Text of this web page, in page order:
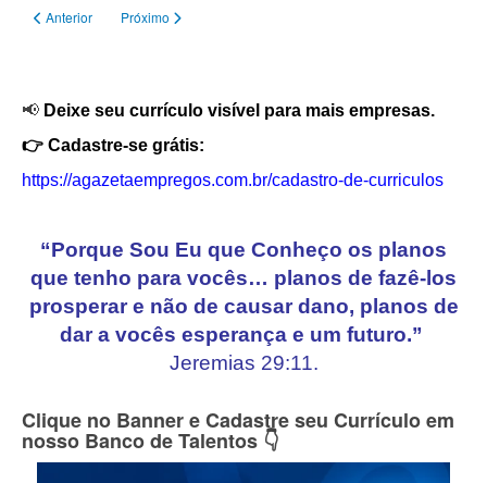
Artigo anterior: MENOR APRENDIZ
Anterior Próximo artigo: Vendedor Externo | Bicipeças
Próximo
📢 Deixe seu currículo visível para mais empresas.
👉 Cadastre-se grátis:
https://agazetaempregos.com.br/cadastro-de-curriculos
“Porque Sou Eu que Conheço os planos
que tenho para vocês… planos de fazê-los
prosperar e não de causar dano, planos de
dar a vocês esperança e um futuro.”
Jeremias 29:11.
Clique no Banner e Cadastre seu Currículo em
nosso Banco de Talentos 👇